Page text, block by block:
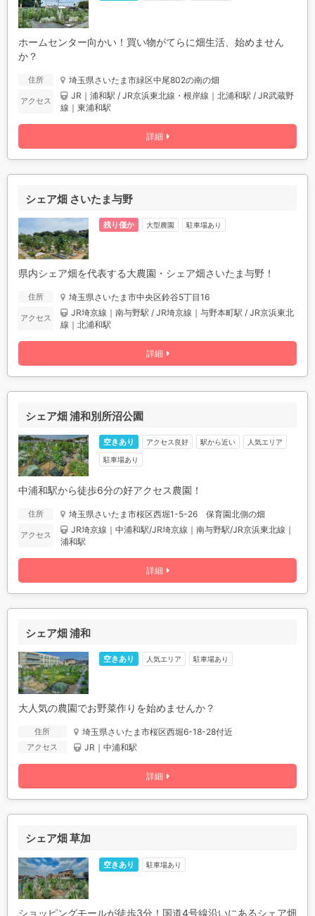
詳細
ホームセンター向かい！買い物がてらに畑生活、始めません
か？
住所 埼玉県さいたま市緑区中尾802の南の畑
アクセス JR｜浦和駅 / JR京浜東北線・根岸線｜北浦和駅 / JR武蔵野
線｜東浦和駅
シェア畑 さいたま与野
詳細
残り僅か 大型農園 駐車場あり
県内シェア畑を代表する大農園・シェア畑さいたま与野！
住所 埼玉県さいたま市中央区鈴谷5丁目16
アクセス JR埼京線｜南与野駅 / JR埼京線｜与野本町駅 / JR京浜東北
線｜北浦和駅
シェア畑 浦和別所沼公園
詳細
空きあり アクセス良好 駅から近い 人気エリア
駐車場あり
中浦和駅から徒歩6分の好アクセス農園！
住所 埼玉県さいたま市桜区西堀1-5-26 保育園北側の畑
アクセス JR埼京線｜中浦和駅/JR埼京線｜南与野駅/JR京浜東北線｜
浦和駅
シェア畑 浦和
詳細
空きあり 人気エリア 駐車場あり
大人気の農園でお野菜作りを始めませんか？
住所 埼玉県さいたま市桜区西堀6-18-28付近
アクセス JR｜中浦和駅
シェア畑 草加
空きあり 駐車場あり
ショッピングモールが徒歩3分！国道4号線沿いにあるシェア畑